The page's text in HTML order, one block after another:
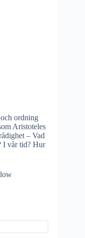
ordning
Aristoteles
– Vad
I vår tid? Hur